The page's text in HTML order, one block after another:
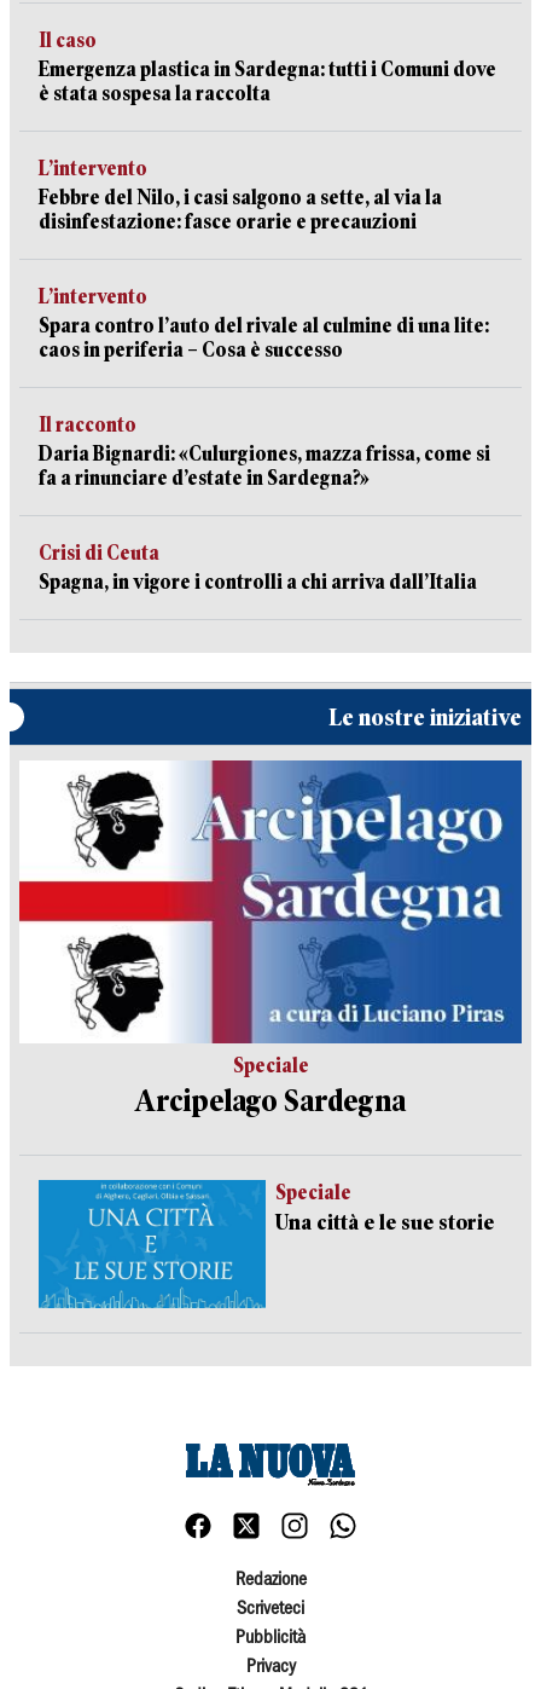
Il caso
Emergenza plastica in Sardegna: tutti i Comuni dove
è stata sospesa la raccolta
L’intervento
Febbre del Nilo, i casi salgono a sette, al via la
disinfestazione: fasce orarie e precauzioni
L’intervento
Spara contro l’auto del rivale al culmine di una lite:
caos in periferia – Cosa è successo
Il racconto
Daria Bignardi: «Culurgiones, mazza frissa, come si
fa a rinunciare d’estate in Sardegna?»
Crisi di Ceuta
Spagna, in vigore i controlli a chi arriva dall’Italia
Le nostre iniziative
Speciale
Arcipelago Sardegna
Speciale
Una città e le sue storie
Redazione
Scriveteci
Pubblicità
Privacy